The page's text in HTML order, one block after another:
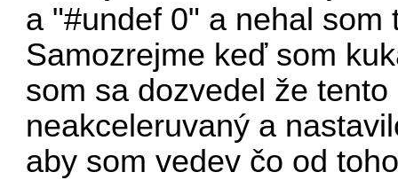
a "#undef 0" a nehal
Samozrejme keď som
som sa dozvedel že
neakceleruvaný a
aby som vedev čo od